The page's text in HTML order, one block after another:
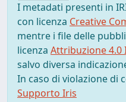
I metadati presenti in
con licenza Creative
mentre i file delle
licenza Attribuzione 4.0
salvo diversa
In caso di violazione di
Supporto Iris